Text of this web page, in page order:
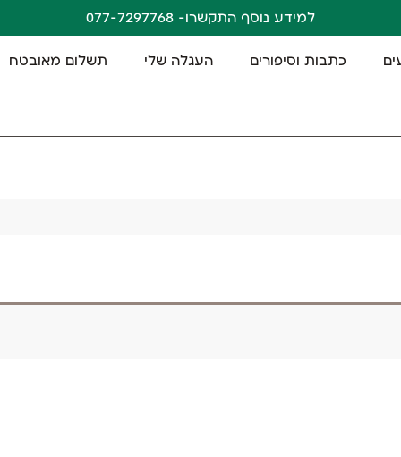
למידע נוסף התקשרו- 077-7297768
כתבות וסיפורים העגלה שלי תשלום מאובטח